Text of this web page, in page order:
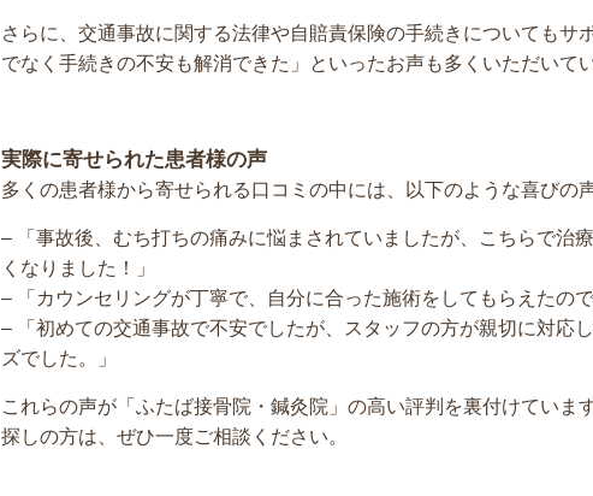
さらに、交通事故に関する法律や自賠責保険の手続きについてもサ
でなく手続きの不安も解消できた」といったお声も多くいただいてい
実際に寄せられた患者様の声
多くの患者様から寄せられる口コミの中には、以下のような喜びの
– 「事故後、むち打ちの痛みに悩まされていましたが、こちらで治
くなりました！」
– 「カウンセリングが丁寧で、自分に合った施術をしてもらえたの
– 「初めての交通事故で不安でしたが、スタッフの方が親切に対応
ズでした。」
これらの声が「ふたば接骨院・鍼灸院」の高い評判を裏付けていま
探しの方は、ぜひ一度ご相談ください。